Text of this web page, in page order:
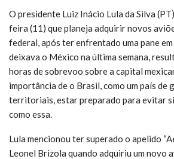
O presidente Luiz Inácio Lula da Silva
feira (11) que planeja adquirir novos
federal, após ter enfrentado uma pane
deixava o México na última semana,
horas de sobrevoo sobre a capital
importância de o Brasil, como um país de
territoriais, estar preparado para evitar
como essa.
Lula mencionou ter superado o apelido
Leonel Brizola quando adquiriu um novo